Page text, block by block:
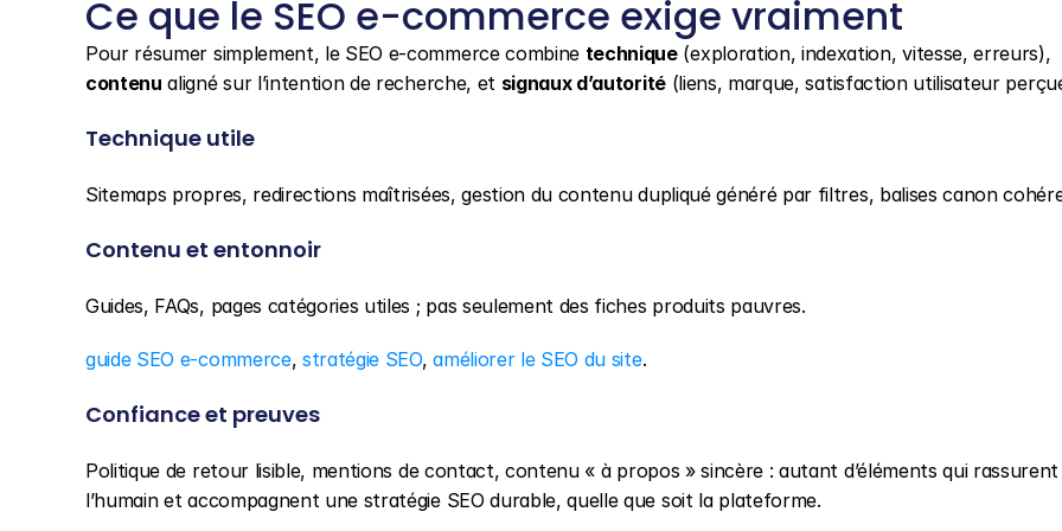
Ce que le SEO e-commerce exige vraiment
Pour résumer simplement, le SEO e-commerce combine technique
contenu aligné sur l’intention de recherche, et signaux d’autorité (liens, marque, satisfaction utilisateur
Technique utile
Sitemaps propres, redirections maîtrisées, gestion du contenu dupliqué généré par filtres, balises canon
Contenu et entonnoir
Guides, FAQs, pages catégories utiles ; pas seulement des fiches produits pauvres.
guide SEO e-commerce, stratégie SEO, améliorer le SEO du site.
Confiance et preuves
Politique de retour lisible, mentions de contact, contenu « à propos » sincère : autant d’éléments qui rassurent
l’humain et accompagnent une stratégie SEO durable, quelle que soit la plateforme.